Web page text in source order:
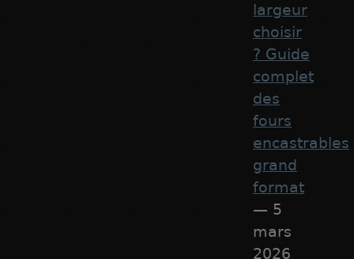
largeur
choisir
? Guide
complet
des
fours
encastrables
grand
format
— 5
mars
2026